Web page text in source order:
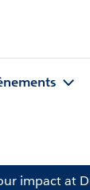
impact at